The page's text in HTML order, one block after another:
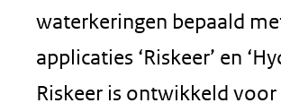
waterkeringen bepaald
applicaties ‘Riskeer’ en
Riskeer is ontwikkeld